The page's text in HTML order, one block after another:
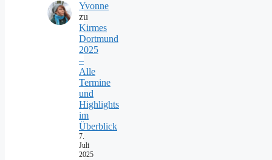
Yvonne
zu
Kirmes
Dortmund
2025
–
Alle
Termine
und
Highlights
im
Überblick
7.
Juli
2025